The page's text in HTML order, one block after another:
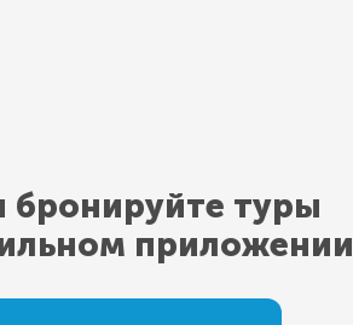
бронируйте туры
приложении